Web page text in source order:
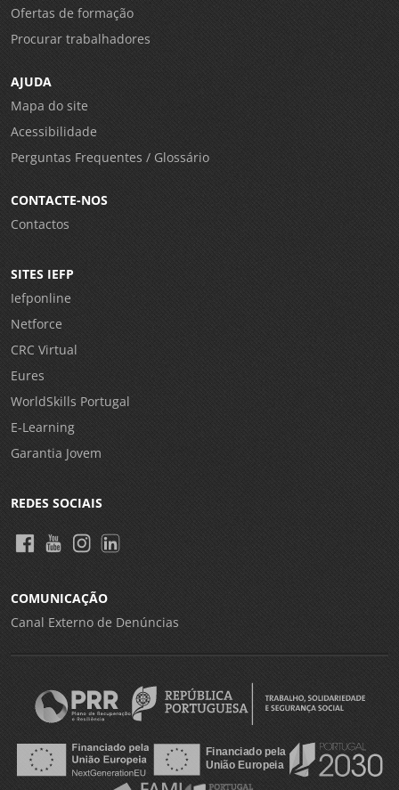
Ofertas de formação
Procurar trabalhadores
AJUDA
Mapa do site
Acessibilidade
Perguntas Frequentes / Glossário
CONTACTE-NOS
Contactos
SITES IEFP
Iefponline
Netforce
CRC Virtual
Eures
WorldSkills Portugal
E-Learning
Garantia Jovem
REDES SOCIAIS
COMUNICAÇÃO
Canal Externo de Denúncias